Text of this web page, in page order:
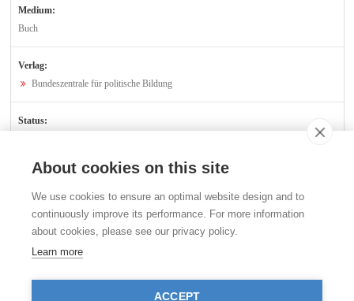
Medium:
Buch
Verlag:
Bundeszentrale für politische Bildung
Status:
Stiftung für das Tier im Recht (TIR)
Rigistrasse 9
CH - 8006 Zürich
info@tierimrecht.org
Ihre Spende kann von den Steuern abgezogen werden.
IBAN: CH17 0900 0000 8770 0700 7, PostFinance CHF
About cookies on this site
We use cookies to ensure an optimal website design and to
continuously improve its performance. For more information
about cookies, please see our privacy policy.
Learn more
ACCEPT